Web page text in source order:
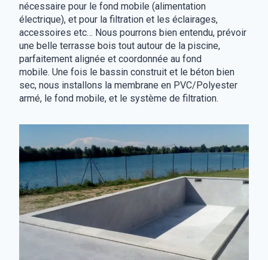
nécessaire pour le fond mobile (alimentation
électrique), et pour la filtration et les éclairages,
accessoires etc… Nous pourrons bien entendu, prévoir
une belle terrasse bois tout autour de la piscine,
parfaitement alignée et coordonnée au fond
mobile. Une fois le bassin construit et le béton bien
sec, nous installons la membrane en PVC/Polyester
armé, le fond mobile, et le système de filtration.